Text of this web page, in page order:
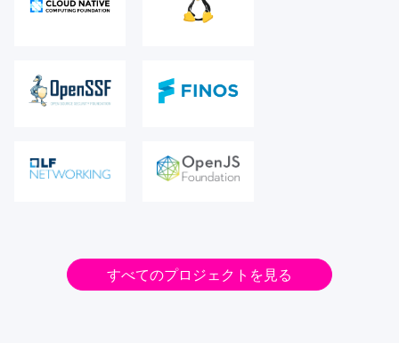
すべてのプロジェクトを見る